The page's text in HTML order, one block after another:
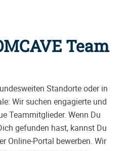
Team
Standorte oder in
Wir suchen engagierte und
Teammitglieder. Wenn Du
gefunden hast, kannst Du
Online-Portal bewerben. Wir